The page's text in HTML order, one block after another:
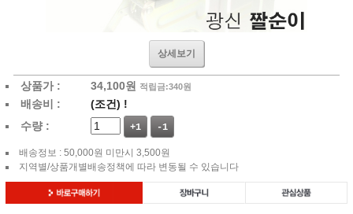
상세보기
상품가 : 34,100원 적립금:340원
배송비 : (조건) !
수량 :
+1 -1
배송정보 : 50,000원 미만시 3,500원
지역별/상품개별배송정책에 따라 변동될 수 있습니다